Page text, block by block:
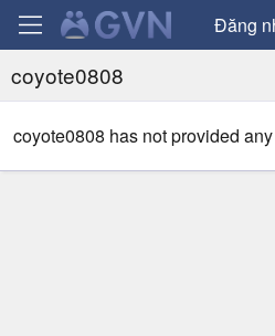
Đăng
coyote0808
coyote0808 has not provided